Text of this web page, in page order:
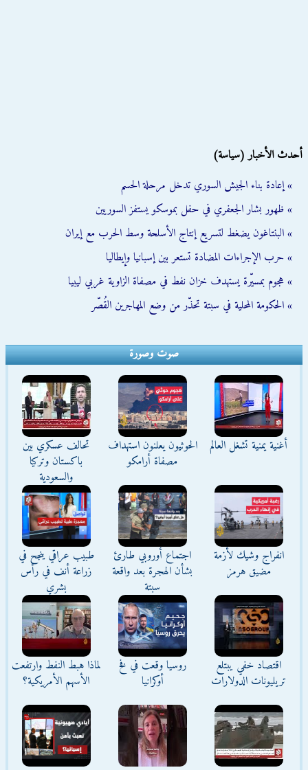
أحدث الأخبار (سياسة)
» إعادة بناء الجيش السوري تدخل مرحلة الحسم
» ظهور بشار الجعفري في حفل بموسكو يستفز السوريين
» البنتاغون يضغط لتسريع إنتاج الأسلحة وسط الحرب مع إيران
» حرب الإجراءات المضادة تستعر بين إسبانيا وإيطاليا
» هجوم بمسيّرة يستهدف خزان نفط في مصفاة الزاوية غربي ليبيا
» الحكومة المحلية في سبتة تحذّر من وضع المهاجرين القُصّر
صوت وصورة
أغنية يمنية تشغل العالم
الحوثيون يعلنون استهداف
مصفاة أرامكو
تحالف عسكري بين
باكستان وتركيا
والسعودية
انفراج وشيك لأزمة
مضيق هرمز
اجتماع أوروبي طارئ
بشأن الهجرة بعد واقعة
سبتة
طبيب عراقي ينجح في
زراعة أنف في رأس
بشري
اقتصاد خفي يبتلع
تريليونات الدولارات
روسيا وقعت في فخ
أوكرانيا
لماذا هبط النفط وارتفعت
الأسهم الأمريكية؟